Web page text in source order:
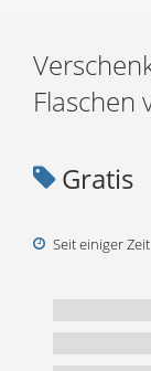
Flaschen
Gratis
Seit einiger Zeit